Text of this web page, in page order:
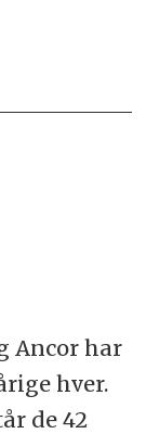
Ancor har
hver.
de 42